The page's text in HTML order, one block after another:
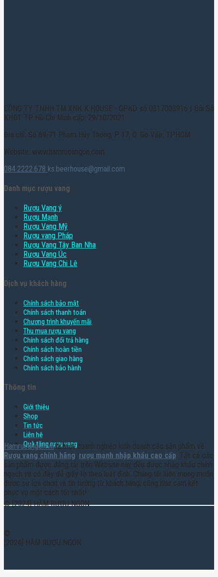
CÔNG TY TNHH TM XNK K HOUSE - GPKD số 0317003916 | Bởi Sở
KHĐT TP. Hồ Chí Minh cấp: 29/10/2021
Địa chỉ: Số 69-71 Phạm Huy Thông, P. 17, Q. Gò Vấp, TPHCM
Website: www.hamruoungon.com
084.2222.678 ks.beerhouse@gmail.com
Danh mục rượu vang
Rượu Vang ý
Rượu Mạnh
Rượu Vang Mỹ
Rượu vang Pháp
Rượu Vang Tây Ban Nha
Rượu Vang Úc
Rượu Vang Chi Lê
Dịch vụ khách hàng
Chính sách bảo mật
Chính sách thanh toán
Chương trình khuyến mãi
Thu mua rượu vang
Chính sách đổi trả hàng
Chính sách hoàn tiền
Chính sách giao hàng
Chính sách bảo hành
Thông tin
Giới thiệu
Shop
Tin tức
Liên hệ
Quà tặng rượu vang
Hamruoungon.vnlà một doanh nghiệp kinh doanh các sản phẩm về
Rượu vang chính hãng, rượu mạnh nhập khẩu cao cấp. Tất cả các
sản phẩm được đăng tải trên Website này đều được nhập khẩu chính
ngạch và có đầy đủ giấy tờ theo luật định. Chúng tôi luôn mong muốn
được sự lựa chọn và tin tưởng từ khách hàng, cũng như cam kết
phục vụ một cách tốt nhất!
© [2024] HẦM RƯỢU NGON
©
[2024] HẦM RƯỢU NGON